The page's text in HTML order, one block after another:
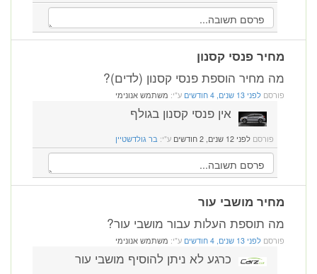
מחיר פנסי קסנון
מה מחיר הוספת פנסי קסנון (לדים)?
פורסם לפני 13 שנים, 4 חודשים ע"י: משתמש אנונימי
אין פנסי קסנון בגולף
פורסם לפני 12 שנים, 2 חודשים ע"י: בר גולדשטיין
מחיר מושבי עור
מה תוספת העלות עבור מושבי עור?
פורסם לפני 13 שנים, 4 חודשים ע"י: משתמש אנונימי
כרגע לא ניתן להוסיף מושבי עור